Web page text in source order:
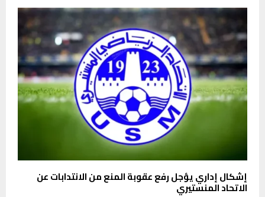
إشكال إداري يؤجل رفع عقوبة المنع من الانتدابات عن
الاتحاد المنستيري